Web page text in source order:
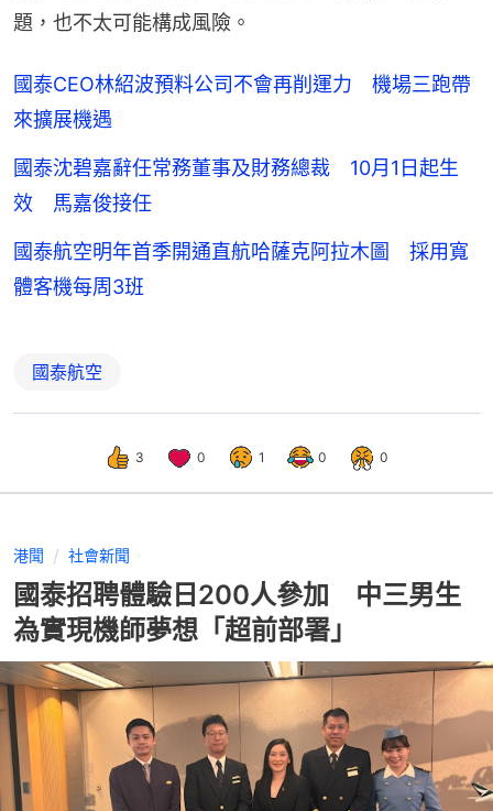
題，也不太可能構成風險。
國泰CEO林紹波預料公司不會再削運力 機場三跑帶
來擴展機遇
國泰沈碧嘉辭任常務董事及財務總裁 10月1日起生
效 馬嘉俊接任
國泰航空明年首季開通直航哈薩克阿拉木圖 採用寬
體客機每周3班
國泰航空
3 0 1 0 0
港聞 社會新聞
國泰招聘體驗日200人參加 中三男生
為實現機師夢想「超前部署」